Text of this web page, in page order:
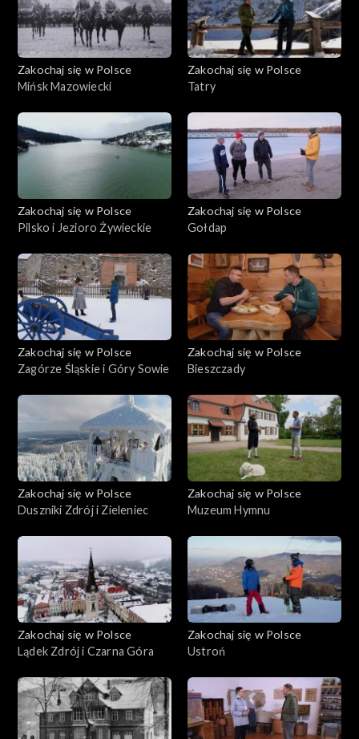
Zakochaj się w Polsce
Mińsk Mazowiecki
Zakochaj się w Polsce
Tatry
Zakochaj się w Polsce
Pilsko i Jezioro Żywieckie
Zakochaj się w Polsce
Gołdap
Zakochaj się w Polsce
Zagórze Śląskie i Góry Sowie
Zakochaj się w Polsce
Bieszczady
Zakochaj się w Polsce
Duszniki Zdrój i Zieleniec
Zakochaj się w Polsce
Muzeum Hymnu
Zakochaj się w Polsce
Lądek Zdrój i Czarna Góra
Zakochaj się w Polsce
Ustroń